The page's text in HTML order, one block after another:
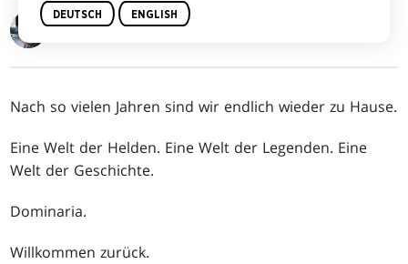
Gavin Verhey
Nach so vielen Jahren sind wir endlich wieder zu Hause.
Eine Welt der Helden. Eine Welt der Legenden. Eine
Welt der Geschichte.
Dominaria.
Willkommen zurück.
DEUTSCH ENGLISH